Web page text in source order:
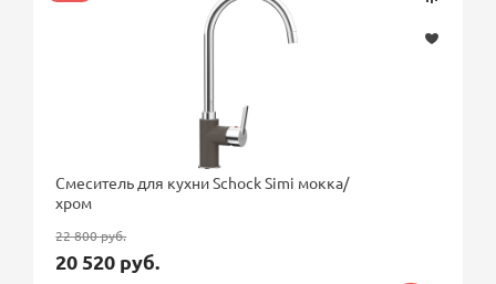
Смеситель для кухни Schock Simi мокка/
хром
22 800 руб.
20 520 руб.